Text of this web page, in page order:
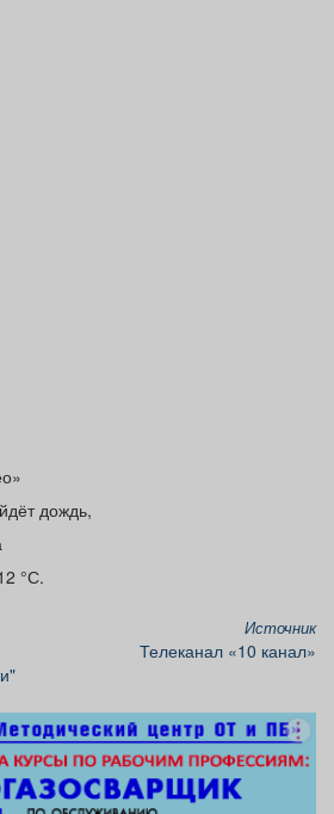
дождь,
°С.
Источник
Телеканал «10 канал»